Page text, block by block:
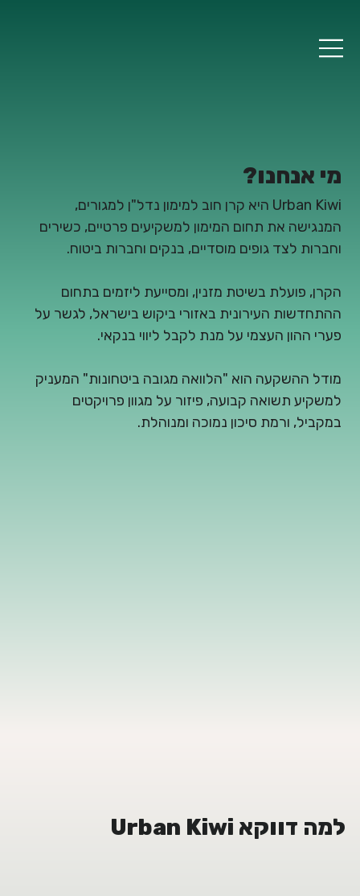
מי אנחנו?
Urban Kiwi היא קרן חוב למימון נדל"ן למגורים,
המנגישה את תחום המימון למשקיעים פרטיים, כשירים
וחברות לצד גופים מוסדיים, בנקים וחברות ביטוח.
הקרן, פועלת בשיטת מזנין, ומסייעת ליזמים בתחום
ההתחדשות העירונית באזורי ביקוש בישראל, לגשר על
פערי ההון העצמי על מנת לקבל ליווי בנקאי.
מודל ההשקעה הוא "הלוואה מגובה ביטחונות" המעניק
למשקיע תשואה קבועה, פיזור על מגוון פרויקטים
במקביל, ורמת סיכון נמוכה ומנוהלת.
למה דווקא Urban Kiwi